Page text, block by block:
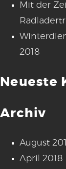
Mit der
2018
Neueste
Archiv
August
April 2018